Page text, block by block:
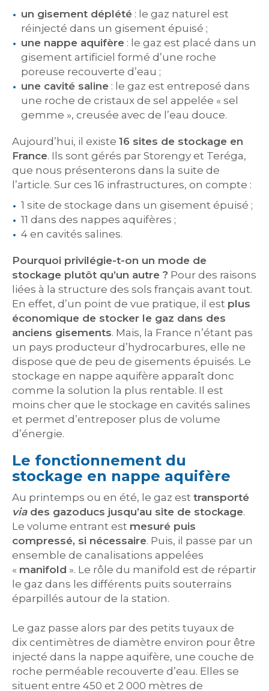
un gisement déplété : le gaz naturel est
réinjecté dans un gisement épuisé ;
une nappe aquifère : le gaz est placé dans un
gisement artificiel formé d’une roche
poreuse recouverte d’eau ;
une cavité saline : le gaz est entreposé dans
une roche de cristaux de sel appelée « sel
gemme », creusée avec de l’eau douce.
Aujourd’hui, il existe 16 sites de stockage en
France. Ils sont gérés par Storengy et Teréga,
que nous présenterons dans la suite de
l’article. Sur ces 16 infrastructures, on compte :
1 site de stockage dans un gisement épuisé ;
11 dans des nappes aquifères ;
4 en cavités salines.
Pourquoi privilégie-t-on un mode de
stockage plutôt qu’un autre ? Pour des raisons
liées à la structure des sols français avant tout.
En effet, d’un point de vue pratique, il est plus
économique de stocker le gaz dans des
anciens gisements. Mais, la France n’étant pas
un pays producteur d’hydrocarbures, elle ne
dispose que de peu de gisements épuisés. Le
stockage en nappe aquifère apparaît donc
comme la solution la plus rentable. Il est
moins cher que le stockage en cavités salines
et permet d’entreposer plus de volume
d’énergie.
Le fonctionnement du
stockage en nappe aquifère
Au printemps ou en été, le gaz est transporté
viades gazoducs jusqu’au site de stockage.
Le volume entrant est mesuré puis
compressé, si nécessaire. Puis, il passe par un
ensemble de canalisations appelées
« manifold ». Le rôle du manifold est de répartir
le gaz dans les différents puits souterrains
éparpillés autour de la station.
Le gaz passe alors par des petits tuyaux de
dix centimètres de diamètre environ pour être
injecté dans la nappe aquifère, une couche de
roche perméable recouverte d’eau. Elles se
situent entre 450 et 2 000 mètres de